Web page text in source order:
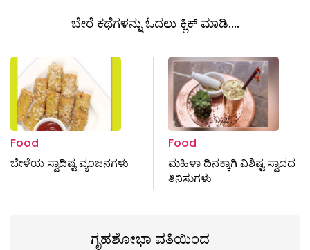
ಬೇರೆ ಕಥೆಗಳನ್ನು ಓದಲು ಕ್ಲಿಕ್ ಮಾಡಿ....
Food
ಬೇಳೆಯ ಸ್ವಾದಿಷ್ಟ ವ್ಯಂಜನಗಳು
Food
ಮಹಿಳಾ ದಿನಕ್ಕಾಗಿ ವಿಶಿಷ್ಟ ಸ್ವಾದದ
ತಿನಿಸುಗಳು
ಗೃಹಶೋಭಾ ವತಿಯಿಂದ